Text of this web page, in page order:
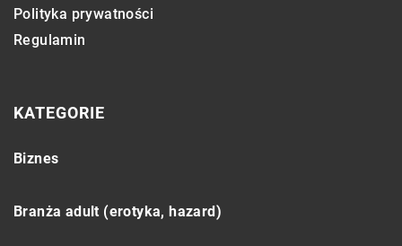
Polityka prywatności
Regulamin
KATEGORIE
Biznes
Branża adult (erotyka, hazard)